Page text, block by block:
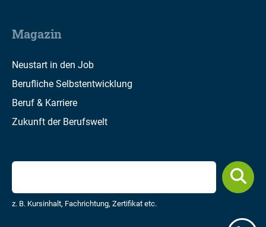
Magazin
Neustart in den Job
Berufliche Selbstentwicklung
Beruf & Karriere
Zukunft der Berufswelt
z. B. Kursinhalt, Fachrichtung, Zertifikat etc.